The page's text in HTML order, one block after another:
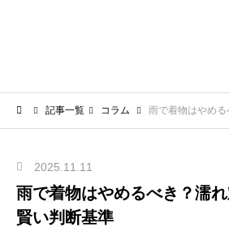
記事一覧 コラム 雨で着物はやめるべき
2025.11.11
雨で着物はやめるべき？濡
賢い判断基準